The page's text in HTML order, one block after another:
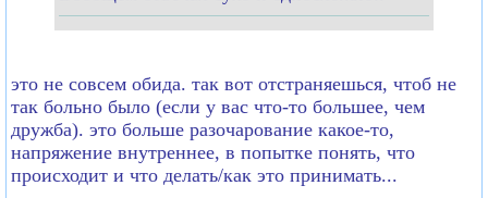
это не совсем обида. так вот отстраняешься, чтоб не
так больно было (если у вас что-то большее, чем
дружба). это больше разочарование какое-то,
напряжение внутреннее, в попытке понять, что
происходит и что делать/как это принимать...